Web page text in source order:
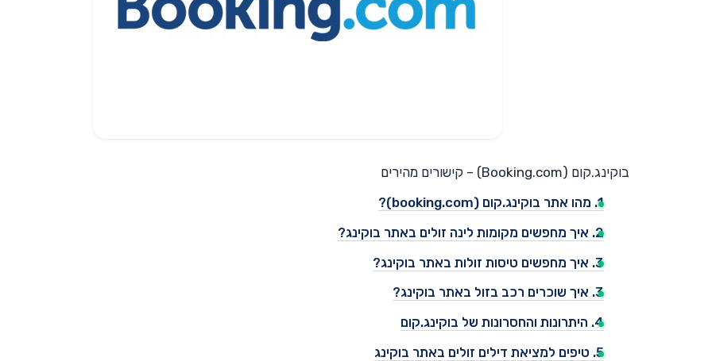
בוקינג.קום (Booking.com) – קישורים מהירים
1. מהו אתר בוקינג.קום (booking.com)?
2. איך מחפשים מקומות לינה זולים באתר בוקינג?
3. איך מחפשים טיסות זולות באתר בוקינג?
3. איך שוכרים רכב בזול באתר בוקינג?
4. היתרונות והחסרונות של בוקינג.קום
5. טיפים למציאת דילים זולים באתר בוקינג